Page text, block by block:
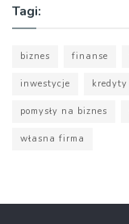
Tagi:
biznes finanse
inwestycje kredyty
pomysły na biznes
własna firma